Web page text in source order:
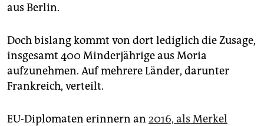
aus Berlin.
Doch bislang kommt von dort lediglich die Zusage,
insgesamt 400 Minderjährige aus Moria
aufzunehmen. Auf mehrere Länder, darunter
Frankreich, verteilt.
EU-Diplomaten erinnern an 2016, als Merkel